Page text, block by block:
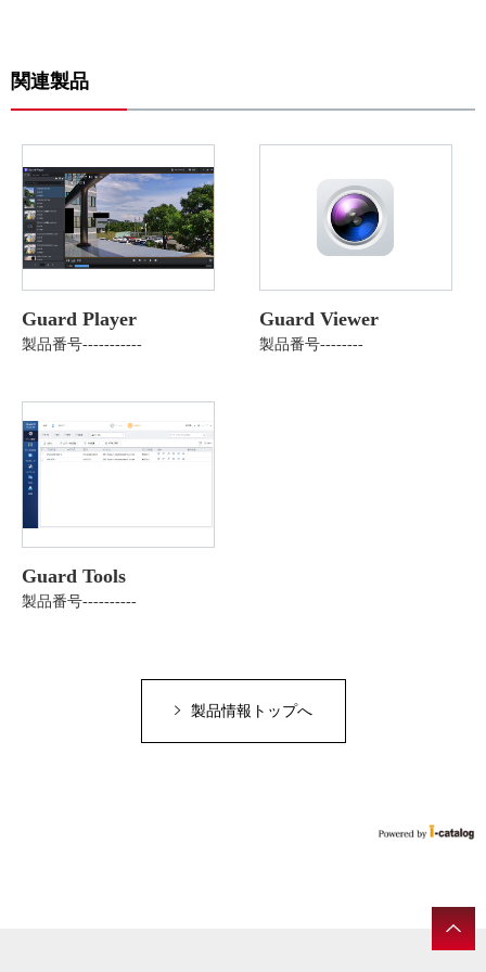
関連製品
Guard Player
製品番号-----------
Guard Viewer
製品番号--------
Guard Tools
製品番号----------
製品情報トップへ